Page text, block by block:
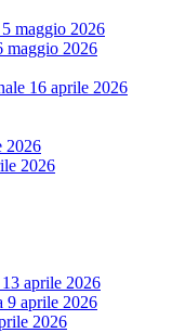
maggio 2026
maggio 2026
16 aprile 2026
2026
2026
aprile 2026
9 aprile 2026
2026